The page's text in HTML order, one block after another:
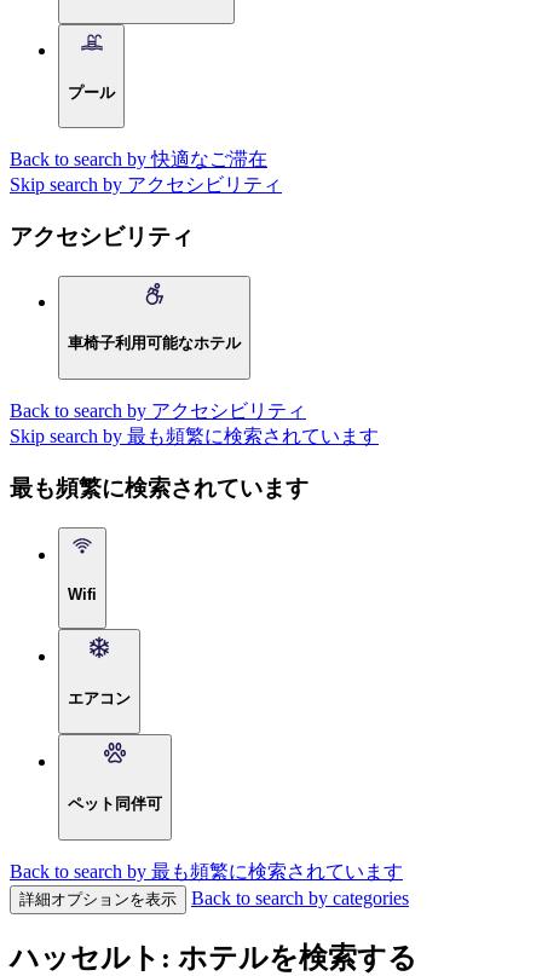
プール
Back to search by 快適なご滞在
Skip search by アクセシビリティ
アクセシビリティ
車椅子利用可能なホテル
Back to search by アクセシビリティ
Skip search by 最も頻繁に検索されています
最も頻繁に検索されています
Wifi
エアコン
ペット同伴可
Back to search by 最も頻繁に検索されています
詳細オプションを表示 Back to search by categories
ハッセルト: ホテルを検索する